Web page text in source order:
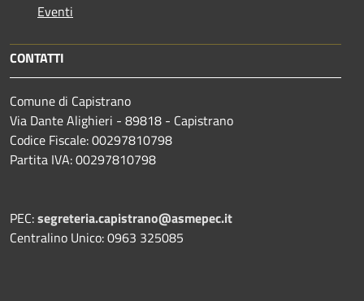
Eventi
CONTATTI
Comune di Capistrano
Via Dante Alighieri - 89818 - Capistrano
Codice Fiscale: 00297810798
Partita IVA: 00297810798
PEC:segreteria.capistrano@asmepec.it
Centralino Unico: 0963 325085